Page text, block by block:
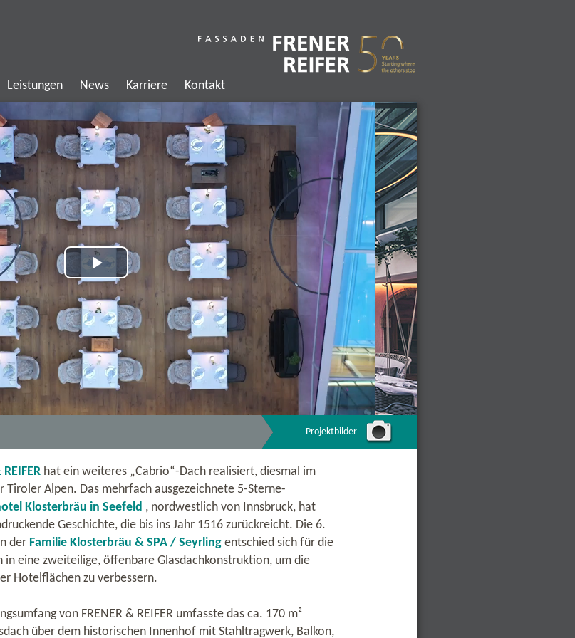
Leistungen News Karriere Kontakt
Play
Video
Projektbilder
REIFER hat ein weiteres „Cabrio“-Dach realisiert, diesmal im
Tiroler Alpen. Das mehrfach ausgezeichnete 5-Sterne-
Klosterbräu in Seefeld , nordwestlich von Innsbruck, hat
Geschichte, die bis ins Jahr 1516 zurückreicht. Die 6.
der Familie Klosterbräu & SPA / Seyrling entschied sich für die
in eine zweiteilige, öffenbare Glasdachkonstruktion, um die
Hotelflächen zu verbessern.
von FRENER & REIFER umfasste das ca. 170 m²
über dem historischen Innenhof mit Stahltragwerk, Balkon,